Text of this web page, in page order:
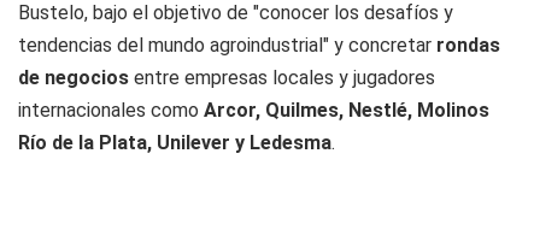
Bustelo, bajo el objetivo de "conocer los desafíos y
tendencias del mundo agroindustrial" y concretar rondas
de negocios entre empresas locales y jugadores
internacionales como Arcor, Quilmes, Nestlé, Molinos
Río de la Plata, Unilever y Ledesma.